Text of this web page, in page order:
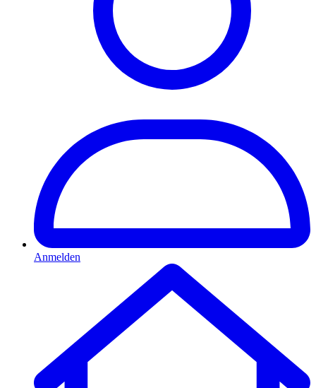
Anmelden